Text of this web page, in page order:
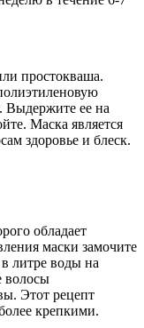
простокваша.
Выдержите ее на
Маска является
здоровье и блеск.
обладает
маски замочите
литре воды на
волосы
Этот рецепт
крепкими.